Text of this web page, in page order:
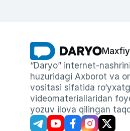
“Daryo” internet-
huzuridagi Axborot va
vositasi sifatida
videomateriallaridan
yozuv ilova qilingan